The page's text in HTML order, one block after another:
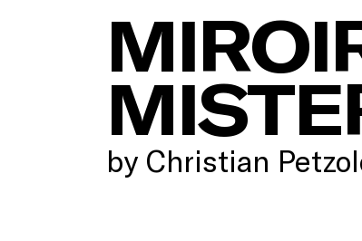
by Christian